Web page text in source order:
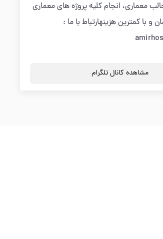
معماری، انجام کلیه پروژه های معماری
و با کمترین هزینهارتباط با ما :
مشاهده کانال تلگرام